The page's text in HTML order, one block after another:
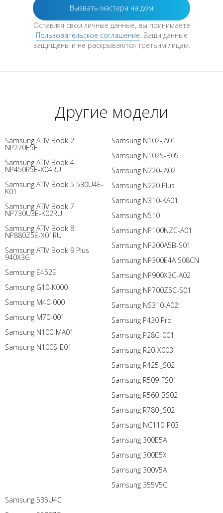
Оставляя свои личные данные, вы принимаете
Пользовательское соглашение. Ваши данные
защищены и не раскрываются третьим лицам.
Другие модели
Samsung ATIV Book 2
NP270E5E
Samsung ATIV Book 4
NP450R5E-X04RU
Samsung ATIV Book 5 530U4E-
K01
Samsung ATIV Book 7
NP730U3E-K02RU
Samsung ATIV Book 8
NP880Z5E-X01RU
Samsung ATIV Book 9 Plus
940X3G
Samsung E452E
Samsung G10-K000
Samsung M40-000
Samsung M70-001
Samsung N100-MA01
Samsung N100S-E01
Samsung N102-JA01
Samsung N102S-B05
Samsung N220-JA02
Samsung N220 Plus
Samsung N310-KA01
Samsung N510
Samsung NP100NZC-A01
Samsung NP200A5B-S01
Samsung NP300E4A S08CN
Samsung NP900X3C-A02
Samsung NP700Z5C-S01
Samsung NS310-A02
Samsung P430 Pro
Samsung P28G-001
Samsung R20-X003
Samsung R425-JS02
Samsung R509-FS01
Samsung R560-BS02
Samsung R780-JS02
Samsung NC110-P03
Samsung 300E5A
Samsung 300E5X
Samsung 300V5A
Samsung 355V5C
Samsung 535U4C